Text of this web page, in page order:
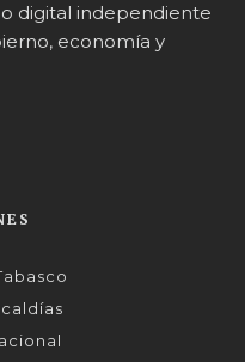
digital independiente
economía y